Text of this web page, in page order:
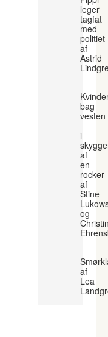
leger
tagfat
med
politiet
af
Astrid
bag
vesten
–
i
af
en
rocker
af
Stine
og
af
Lea